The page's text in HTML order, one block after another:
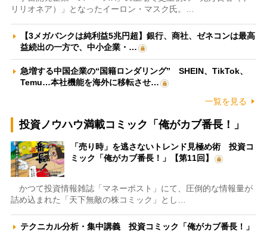
リリオネア）」となったイーロン・マスク氏。…
【3メガバンクは純利益5兆円超】銀行、商社、ゼネコンは最高
益続出の一方で、中小企業・…
急増する中国企業の“国籍ロンダリング” SHEIN、TikTok、
Temu…本社機能を海外に移転させ…
一覧を見る
投資ノウハウ満載コミック「俺がカブ番長！」
「売り時」を逃さないトレンド見極め術 投資コ
ミック「俺がカブ番長！」【第11回】
かつて投資情報雑誌「マネーポスト」にて、圧倒的な情報量が
詰め込まれた「天下無敵の株コミック」とし…
テクニカル分析・集中講義 投資コミック「俺がカブ番長！」